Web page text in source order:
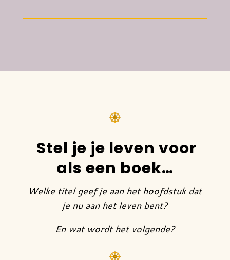
Stel je je leven voor
als een boek…
Welke titel geef je aan het hoofdstuk dat
je nu aan het leven bent?
En wat wordt het volgende?